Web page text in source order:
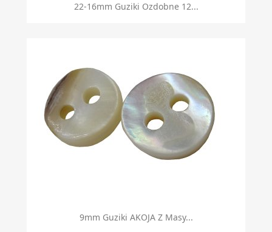
22-16mm Guziki Ozdobne 12...
9mm Guziki AKOJA Z Masy...